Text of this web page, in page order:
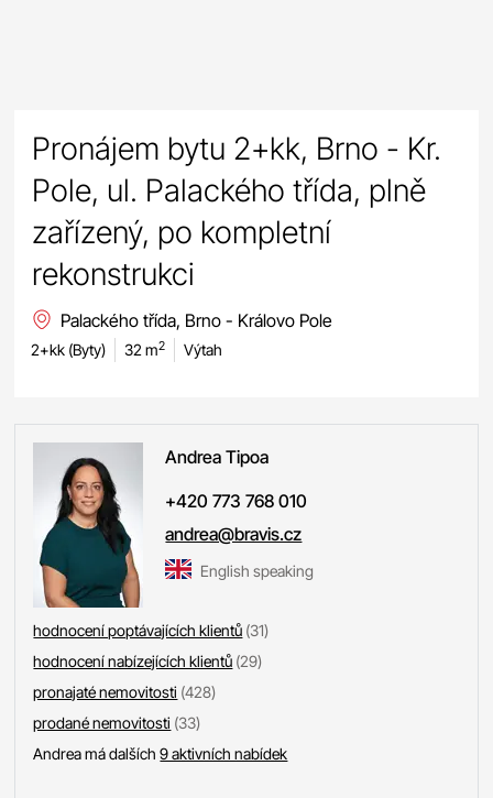
Pronájem bytu 2+kk, Brno - Kr.
Pole, ul. Palackého třída, plně
zařízený, po kompletní
rekonstrukci
Palackého třída, Brno - Královo Pole
2+kk (Byty) 32 m2 Výtah
AndreaTipoa
+420 773 768 010
andrea@bravis.cz
English speaking
hodnocení poptávajících klientů (31)
hodnocení nabízejících klientů (29)
pronajaté nemovitosti (428)
prodané nemovitosti (33)
Andrea má dalších9 aktivních nabídek